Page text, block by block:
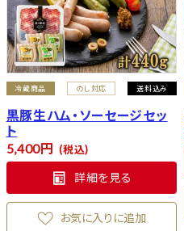
冷蔵商品 のし対応 送料込み
黒豚生ハム・ソーセージセッ
ト
5,400 税込
詳細を見る
お気に入りに追加